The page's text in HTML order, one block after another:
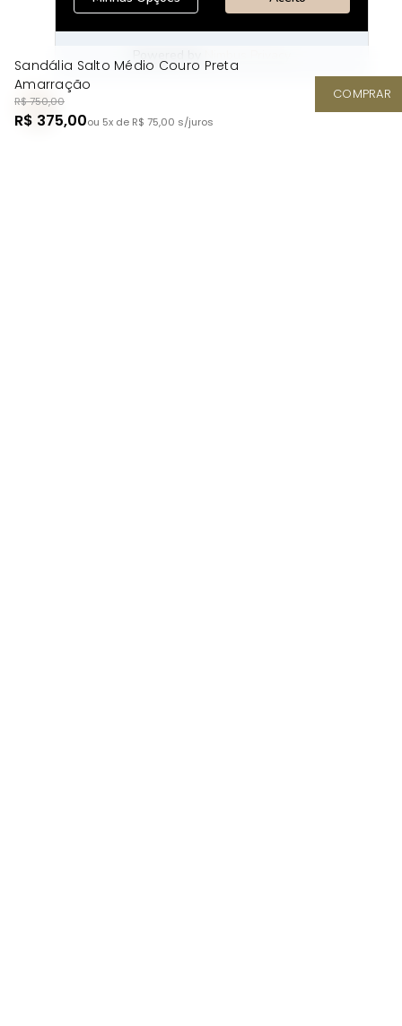
Sandália Salto Médio Couro Preta
Amarração
R$ 750,00
R$ 375,00ou 5x de R$ 75,00 s/juros
COMPRAR